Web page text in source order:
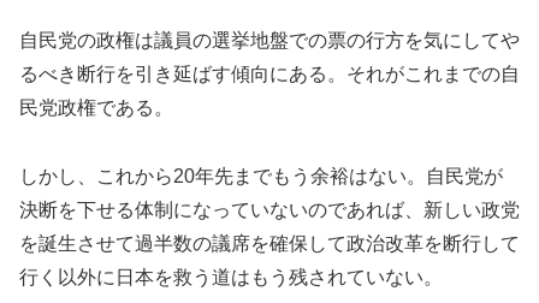
自民党の政権は議員の選挙地盤での票の行方を気にしてや
るべき断行を引き延ばす傾向にある。それがこれまでの自
民党政権である。
しかし、これから20年先までもう余裕はない。自民党が
決断を下せる体制になっていないのであれば、新しい政党
を誕生させて過半数の議席を確保して政治改革を断行して
行く以外に日本を救う道はもう残されていない。